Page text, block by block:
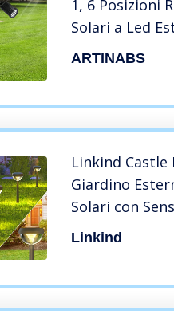
1, 6 Posizioni
Solari a Led
Modalità di
ARTINABS
Linkind Castle
Giardino
Solari con
Modalità di
Linkind